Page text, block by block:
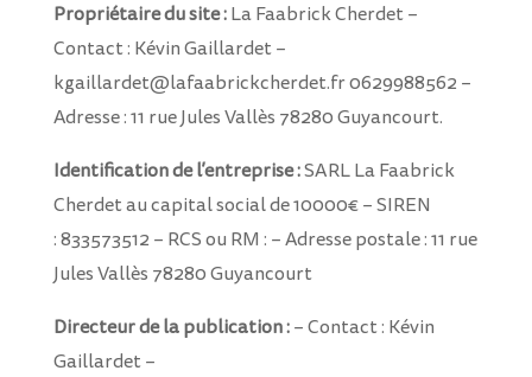
Propriétaire du site :La Faabrick Cherdet –
Contact : Kévin Gaillardet –
kgaillardet@lafaabrickcherdet.fr 0629988562 –
Adresse : 11 rue Jules Vallès 78280 Guyancourt.
Identification de l’entreprise :SARL La Faabrick
Cherdet au capital social de 10000€ – SIREN
: 833573512 – RCS ou RM : – Adresse postale : 11 rue
Jules Vallès 78280 Guyancourt
Directeur de la publication :– Contact : Kévin
Gaillardet –